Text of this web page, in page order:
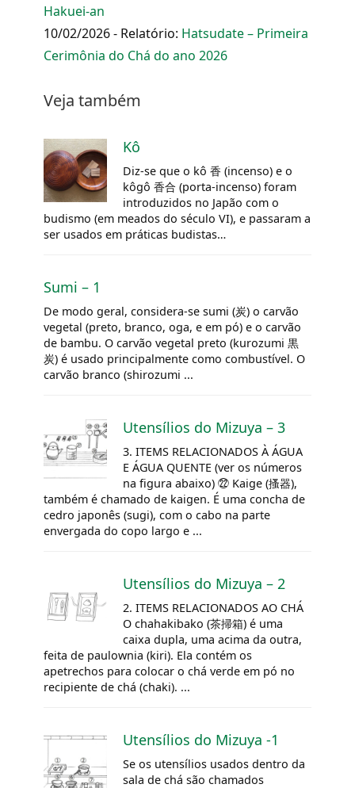
Hakuei-an
10/02/2026 - Relatório: Hatsudate – Primeira
Cerimônia do Chá do ano 2026
Veja também
Kô
Diz-se que o kô 香 (incenso) e o
kôgô 香合 (porta-incenso) foram
introduzidos no Japão com o
budismo (em meados do século VI), e passaram a
ser usados em práticas budistas…
Sumi – 1
De modo geral, considera-se sumi (炭) o carvão
vegetal (preto, branco, oga, e em pó) e o carvão
de bambu. O carvão vegetal preto (kurozumi 黒
炭) é usado principalmente como combustível. O
carvão branco (shirozumi ...
Utensílios do Mizuya – 3
3. ITEMS RELACIONADOS À ÁGUA
E ÁGUA QUENTE (ver os números
na figura abaixo) ㉒ Kaige (搔器),
também é chamado de kaigen. É uma concha de
cedro japonês (sugi), com o cabo na parte
envergada do copo largo e ...
Utensílios do Mizuya – 2
2. ITEMS RELACIONADOS AO CHÁ
O chahakibako (茶掃箱) é uma
caixa dupla, uma acima da outra,
feita de paulownia (kiri). Ela contém os
apetrechos para colocar o chá verde em pó no
recipiente de chá (chaki). ...
Utensílios do Mizuya -1
Se os utensílios usados dentro da
sala de chá são chamados